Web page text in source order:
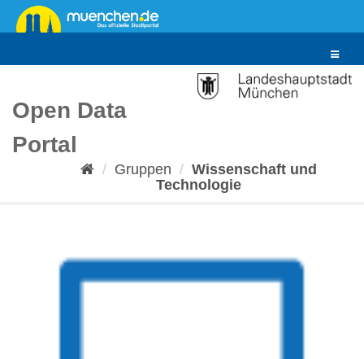
Überspringen
zum
Toggle
Open Data
Portal
Gruppen
Wissenschaft und
Technologie